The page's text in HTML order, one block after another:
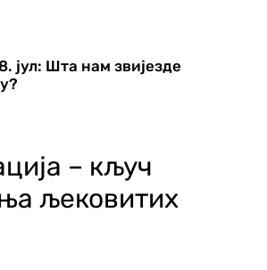
јул: Шта нам звијезде
– кључ
љековитих